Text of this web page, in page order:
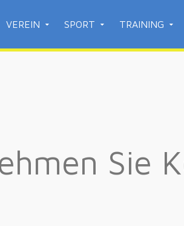
VEREIN SPORT TRAINING
Sie